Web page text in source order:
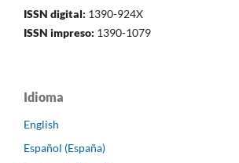
ISSN digital: 1390-924X
ISSN impreso: 1390-1079
Idioma
English
Español (España)